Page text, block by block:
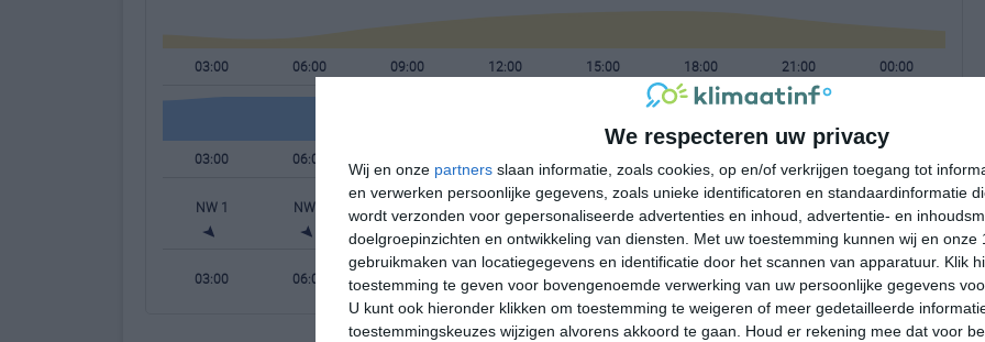
We respecteren uw privacy
Wij en onze partners slaan informatie, zoals cookies, op en/of verkrijgen toegang tot
en verwerken persoonlijke gegevens, zoals unieke identificatoren en standaardinformatie
wordt verzonden voor gepersonaliseerde advertenties en inhoud, advertentie- en
doelgroepinzichten en ontwikkeling van diensten.
Met uw toestemming kunnen wij en onze
gebruikmaken van locatiegegevens en identificatie door het scannen van apparatuur. Klik
toestemming te geven voor bovengenoemde verwerking van uw persoonlijke gegevens
U kunt ook hieronder klikken om toestemming te weigeren of meer gedetailleerde
toestemmingskeuzes wijzigen alvorens akkoord te gaan.
Houd er rekening mee dat voor
03:00 06:00 09:00 12:00 15:00 18:00 21:00 00:00
03:00 06:00
NW 1 NW 1 N 2 NNW 2 NNW 2 N 1
03:00 06:00 09:00 18:00